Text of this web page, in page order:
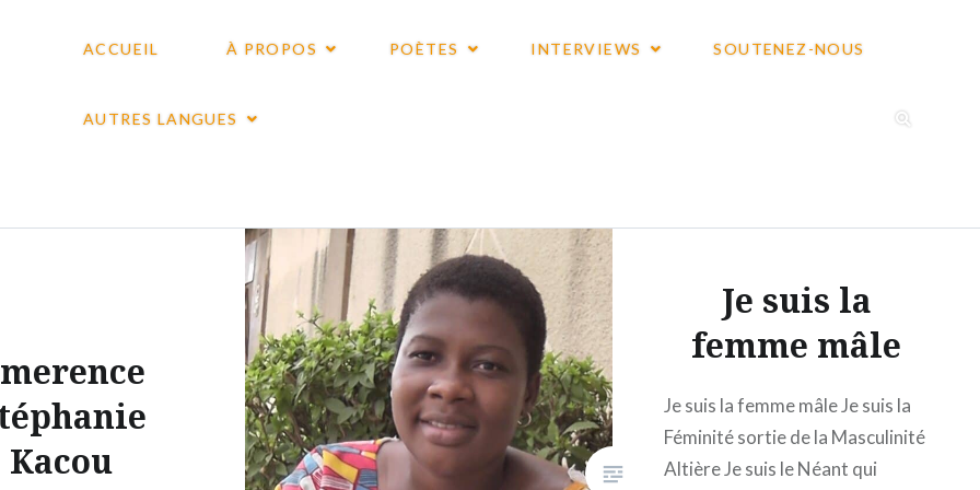
ACCUEIL À PROPOS POÈTES INTERVIEWS SOUTENEZ-NOUS
AUTRES LANGUES
Kacou
Je suis la
femme mâle
Je suis la femme mâle Je suis la
Féminité sortie de la Masculinité
Altière Je suis le Néant qui